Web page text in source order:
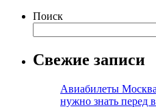
Поиск
Свежие записи
Авиабилеты
нужно знать перед